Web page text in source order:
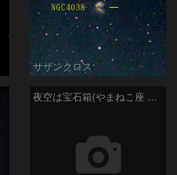
サザンクロス
夜空は宝石箱(やまねこ座 NGC2683) Seestar50